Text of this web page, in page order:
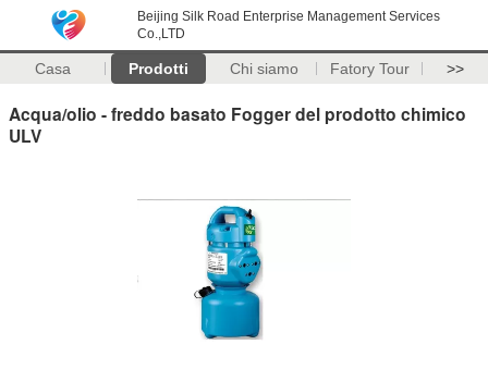
Beijing Silk Road Enterprise Management Services
Co.,LTD
Casa Prodotti Chi siamo Fatory Tour >>
Acqua/olio - freddo basato Fogger del prodotto chimico
ULV